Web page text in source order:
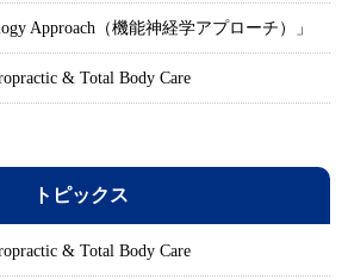
Approach（機能神経学アプローチ）」
& Total Body Care
トピックス
& Total Body Care